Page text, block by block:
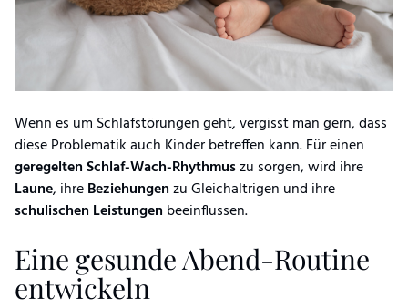
Wenn es um Schlafstörungen geht, vergisst man gern, dass
diese Problematik auch Kinder betreffen kann. Für einen
geregelten Schlaf-Wach-Rhythmuszu sorgen, wird ihre
Laune, ihreBeziehungenzu Gleichaltrigen und ihre
schulischen Leistungen beeinflussen.
Eine gesunde Abend-Routine
entwickeln